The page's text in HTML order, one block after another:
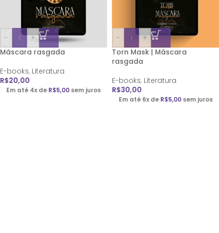
-
+
Máscara rasgada
E-books, Literatura
R$20,00
Em até 4x de R$5,00 sem juros
-
+
Torn Mask | Máscara
rasgada
E-books, Literatura
R$30,00
Em até 6x de R$5,00 sem juros